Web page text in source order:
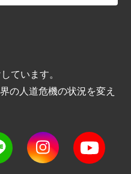
ています。
の人道危機の状況を変え